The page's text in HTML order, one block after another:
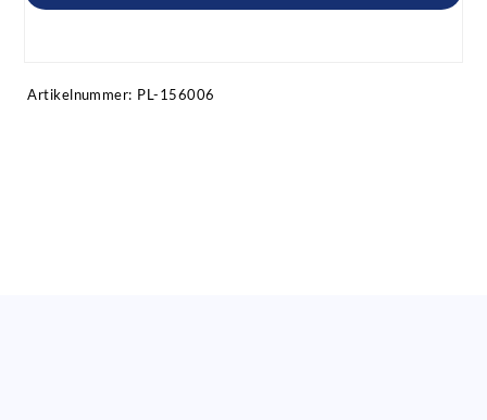
Artikelnummer: PL-156006